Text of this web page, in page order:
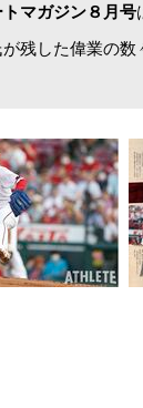
マガジン８月号
残した偉業の